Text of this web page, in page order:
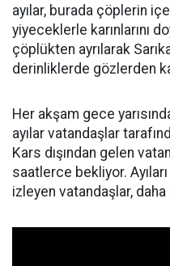
ayılar, burada çöplerin
yiyeceklerle karınlarını
çöplükten ayrılarak
derinliklerde gözlerden
Her akşam gece
ayılar vatandaşlar
Kars dışından gelen
saatlerce bekliyor.
izleyen vatandaşlar, daha